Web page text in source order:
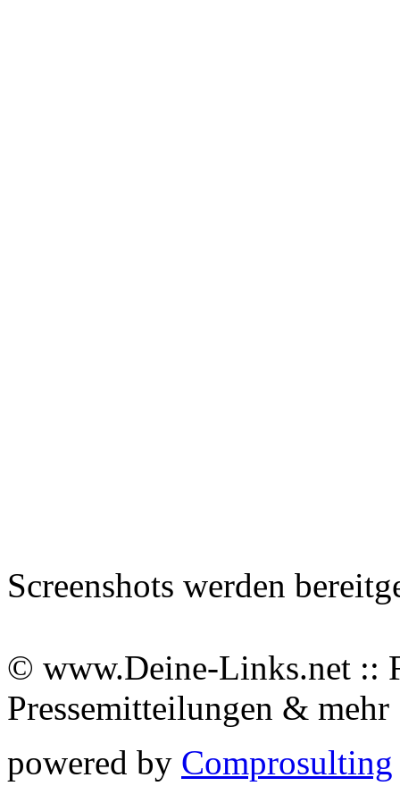
Screenshots werden
© www.Deine-Links.net ::
Pressemitteilungen &
powered by Comprosulting